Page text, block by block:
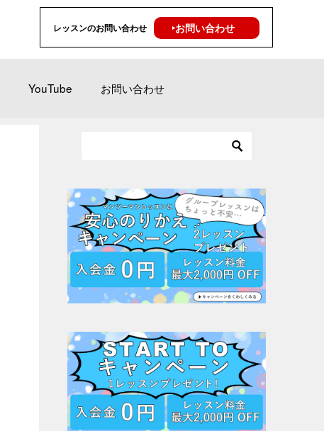
レッスンのお問い合わせ ‣お問い合わせ
YouTube お問い合わせ